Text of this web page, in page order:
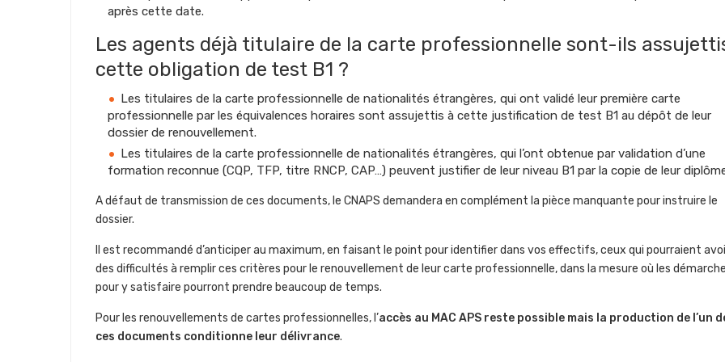
après cette date.
Les agents déjà titulaire de la carte professionnelle sont-ils
cette obligation de test B1 ?
Les titulaires de la carte professionnelle de nationalités étrangères, qui ont validé leur première carte
professionnelle par les équivalences horaires sont assujettis à cette justification de test B1 au dépôt de leur
dossier de renouvellement.
Les titulaires de la carte professionnelle de nationalités étrangères, qui l’ont obtenue par validation d’une
formation reconnue (CQP, TFP, titre RNCP, CAP…) peuvent justifier de leur niveau B1 par la copie de leur
A défaut de transmission de ces documents, le CNAPS demandera en complément la pièce manquante pour instruire le
dossier.
Il est recommandé d’anticiper au maximum, en faisant le point pour identifier dans vos effectifs, ceux qui pourraient
des difficultés à remplir ces critères pour le renouvellement de leur carte professionnelle, dans la mesure où les
pour y satisfaire pourront prendre beaucoup de temps.
Pour les renouvellements de cartes professionnelles, l’accès au MAC APS reste possible mais la production de l’un
ces documents conditionne leur délivrance.